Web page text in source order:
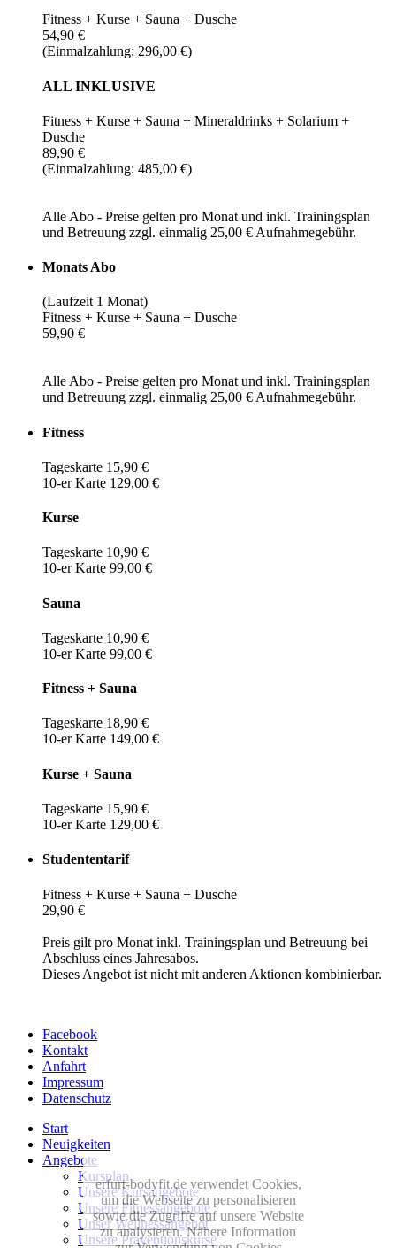
Fitness + Kurse + Sauna + Dusche
54,90 €
(Einmalzahlung: 296,00 €)
ALL INKLUSIVE
Fitness + Kurse + Sauna + Mineraldrinks + Solarium +
Dusche
89,90 €
(Einmalzahlung: 485,00 €)
Alle Abo - Preise gelten pro Monat und inkl. Trainingsplan
und Betreuung zzgl. einmalig 25,00 € Aufnahmegebühr.
Monats Abo
(Laufzeit 1 Monat)
Fitness + Kurse + Sauna + Dusche
59,90 €
Alle Abo - Preise gelten pro Monat und inkl. Trainingsplan
und Betreuung zzgl. einmalig 25,00 € Aufnahmegebühr.
Fitness
Tageskarte 15,90 €
10-er Karte 129,00 €
Kurse
Tageskarte 10,90 €
10-er Karte 99,00 €
Sauna
Tageskarte 10,90 €
10-er Karte 99,00 €
Fitness + Sauna
Tageskarte 18,90 €
10-er Karte 149,00 €
Kurse + Sauna
Tageskarte 15,90 €
10-er Karte 129,00 €
Studententarif
Fitness + Kurse + Sauna + Dusche
29,90 €
Preis gilt pro Monat inkl. Trainingsplan und Betreuung bei
Abschluss eines Jahresabos.
Dieses Angebot ist nicht mit anderen Aktionen kombinierbar.
Facebook
Kontakt
Anfahrt
Impressum
Datenschutz
Start
Neuigkeiten
Angebote
Kursplan
Unsere Kursangebote
Unsere Fitnessangebote
Unser Wellnessangebot
Unsere Präventionskurse
erfurt-bodyfit.de verwendet Cookies,
um die Webseite zu personalisieren
sowie die Zugriffe auf unsere Website
zu analysieren. Nähere Information